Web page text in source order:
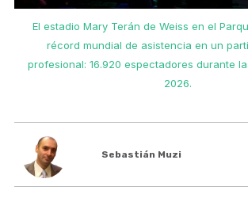
El estadio Mary Terán de Weiss en el
récord mundial de asistencia en un
profesional: 16.920 espectadores durante
2026.
Sebastián Muzi